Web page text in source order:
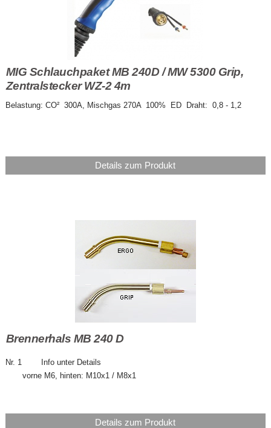
MIG Schlauchpaket MB 240D / MW 5300 Grip,
Zentralstecker WZ-2 4m
Belastung: CO² 300A, Mischgas 270A 100% ED Draht: 0,8 - 1,2
Details zum Produkt
Brennerhals MB 240 D
Nr. 1 Info unter Details
vorne M6, hinten: M10x1 / M8x1
Details zum Produkt